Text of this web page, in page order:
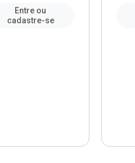
Entre ou
cadastre-se